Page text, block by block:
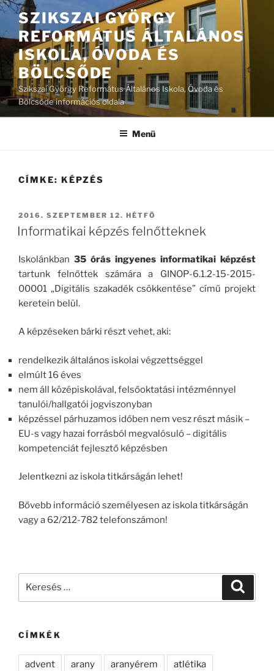
Tartalomhoz
SZIKSZAI GYÖRGY
REFORMÁTUS ÁLTALÁNOS
ISKOLA, ÓVODA ÉS
BÖLCSŐDE
Szikszai György Református Általános Iskola, Óvoda és
Bölcsőde információs oldala
Menü
CÍMKE: KÉPZÉS
BEKÜLDVE:
2016. SZEPTEMBER 12. HÉTFŐ
Informatikai képzés felnőtteknek
Iskolánkban 35 órás ingyenes informatikai képzést
tartunk felnőttek számára a GINOP-6.1.2-15-2015-
00001 „Digitális szakadék csökkentése” című projekt
keretein belül.
A képzéseken bárki részt vehet, aki:
rendelkezik általános iskolai végzettséggel
elmúlt 16 éves
nem áll középiskolával, felsőoktatási intézménnyel
tanulói/hallgatói jogviszonyban
képzéssel párhuzamos időben nem vesz részt másik –
EU-s vagy hazai forrásból megvalósuló – digitális
kompetenciát fejlesztő képzésben
Jelentkezni az iskola titkárságán lehet!
Bővebb információ személyesen az iskola titkárságán
vagy a 62/212-782 telefonszámon!
CÍMKÉK
advent arany aranyérem atlétika